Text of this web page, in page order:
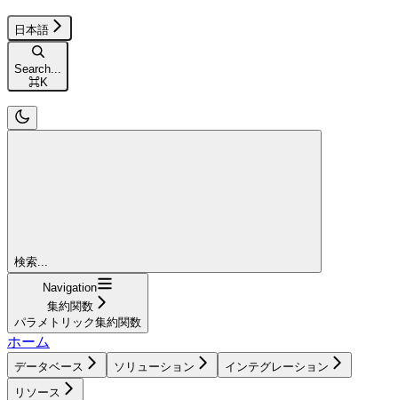
日本語
Search...
⌘K
検索...
Navigation
集約関数
パラメトリック集約関数
ホーム
データベース ソリューション
インテグレーション
リソース